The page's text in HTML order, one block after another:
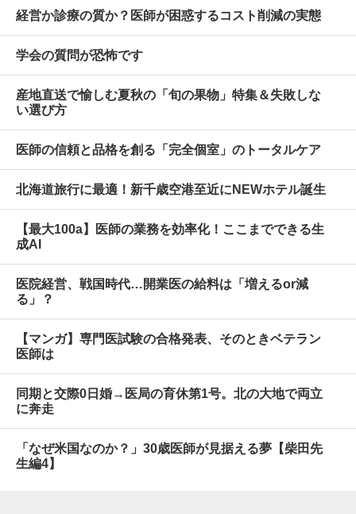
経営か診療の質か？医師が困惑するコスト削減の実態
学会の質問が恐怖です
産地直送で愉しむ夏秋の「旬の果物」特集＆失敗しな
い選び方
医師の信頼と品格を創る「完全個室」のトータルケア
北海道旅行に最適！新千歳空港至近にNEWホテル誕生
【最大100a】医師の業務を効率化！ここまでできる生
成AI
医院経営、戦国時代…開業医の給料は「増えるor減
る」？
【マンガ】専門医試験の合格発表、そのときベテラン
医師は
同期と交際0日婚→医局の育休第1号。北の大地で両立
に奔走
「なぜ米国なのか？」30歳医師が見据える夢【柴田先
生編4】